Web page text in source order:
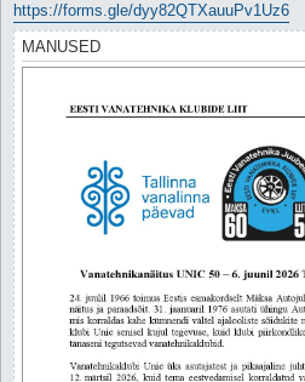
https://forms.gle/dyy82QTXauuPv1Uz6
MANUSED